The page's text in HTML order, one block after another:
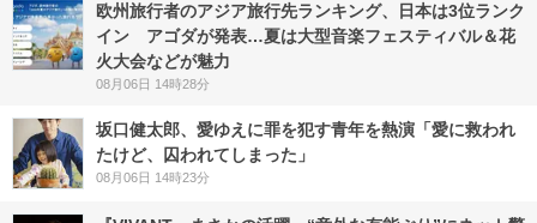
欧州旅行者のアジア旅行先ランキング、日本は3位ランク
イン アゴダが発表…夏は大型音楽フェスティバル＆花
火大会などが魅力
08月06日 14時28分
坂口健太郎、愛ゆえに罪を犯す青年を熱演「愛に救われ
たけど、囚われてしまった」
08月06日 14時23分